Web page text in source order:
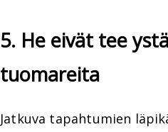
5. He eivät tee
tuomareita
Jatkuva tapahtumien